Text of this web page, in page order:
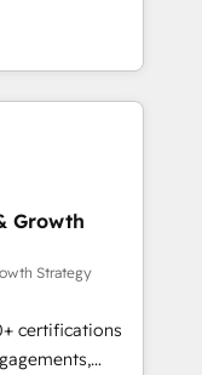
de
clients,
des revenus
des ETI
et des
RevOps
et
API,
en
Growth
Strategy
certifications